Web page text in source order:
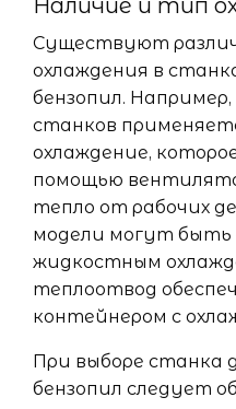
Наличие и тип
Существуют
охлаждения в
бензопил.
станков
охлаждение,
помощью
тепло от рабочих
модели могут быть
жидкостным
теплоотвод
контейнером с
При выборе станка
бензопил следует